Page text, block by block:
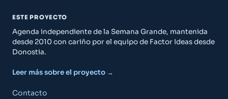
ESTE PROYECTO
Agenda independiente de la Semana Grande, mantenida
desde 2010 con cariño por el equipo de Factor Ideas desde
Donostia.
Leer más sobre el proyecto →
Contacto